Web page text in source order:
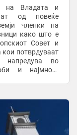
на Владата и
од повеќе
членки на
како што е
Совет и
кои потврдуваат
во
и најмногу